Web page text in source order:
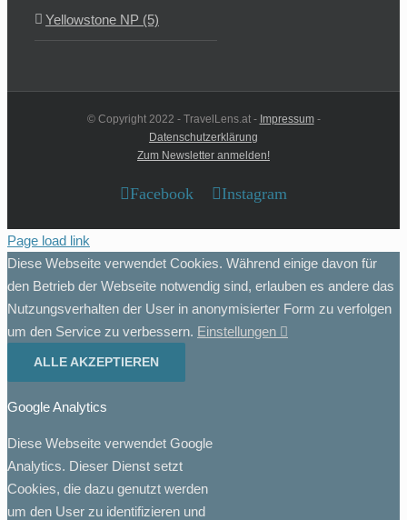
Yellowstone NP (5)
© Copyright 2022 - TravelLens.at - Impressum-
Datenschutzerklärung
Zum Newsletter anmelden!
Facebook Instagram
Page load link
Diese Webseite verwendet Cookies. Während einige davon für
den Betrieb der Webseite notwendig sind, erlauben es andere das
Nutzungsverhalten der User in anonymisierter Form zu verfolgen
um den Service zu verbessern. Einstellungen
ALLE AKZEPTIEREN
Google Analytics
Diese Webseite verwendet Google
Analytics. Dieser Dienst setzt
Cookies, die dazu genutzt werden
um den User zu identifizieren und